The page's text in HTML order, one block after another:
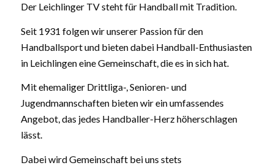
Der Leichlinger TV steht für Handball mit Tradition.
Seit 1931 folgen wir unserer Passion für den
Handballsport und bieten dabei Handball-Enthusiasten
in Leichlingen eine Gemeinschaft, die es in sich hat.
Mit ehemaliger Drittliga-, Senioren- und
Jugendmannschaften bieten wir ein umfassendes
Angebot, das jedes Handballer-Herz höherschlagen
lässt.
Dabei wird Gemeinschaft bei uns stets